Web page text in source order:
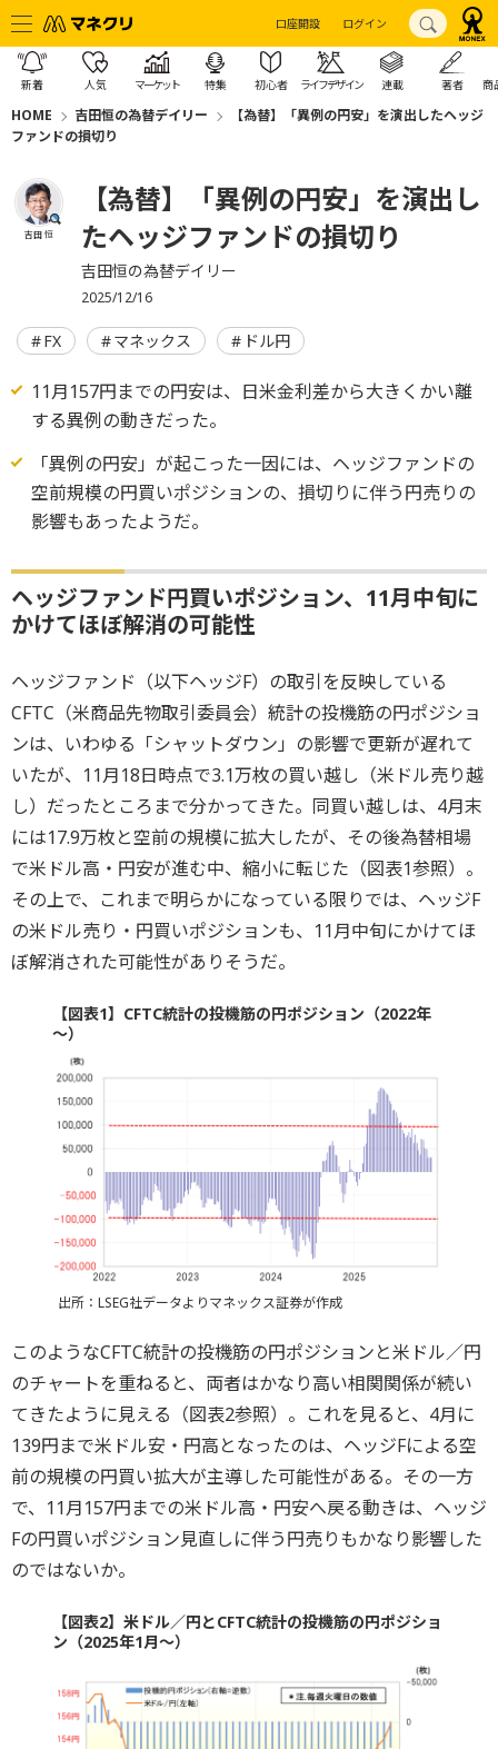
口座開設 ログイン
新着 人気 マーケット 特集 初心者 ライフデザイン 連載 著者 商
HOME 吉田恒の為替デイリー
【為替】「異例の円安」を演出したヘッジ
ファンドの損切り
吉田 恒
【為替】「異例の円安」を演出し
たヘッジファンドの損切り
吉田恒の為替デイリー
2025/12/16
FX マネックス ドル円
11月157円までの円安は、日米金利差から大きくかい離
する異例の動きだった。
「異例の円安」が起こった一因には、ヘッジファンドの
空前規模の円買いポジションの、損切りに伴う円売りの
影響もあったようだ。
ヘッジファンド円買いポジション、11月中旬に
かけてほぼ解消の可能性
ヘッジファンド（以下ヘッジF）の取引を反映している
CFTC（米商品先物取引委員会）統計の投機筋の円ポジショ
ンは、いわゆる「シャットダウン」の影響で更新が遅れて
いたが、11月18日時点で3.1万枚の買い越し（米ドル売り越
し）だったところまで分かってきた。同買い越しは、4月末
には17.9万枚と空前の規模に拡大したが、その後為替相場
で米ドル高・円安が進む中、縮小に転じた（図表1参照）。
その上で、これまで明らかになっている限りでは、ヘッジF
の米ドル売り・円買いポジションも、11月中旬にかけてほ
ぼ解消された可能性がありそうだ。
【図表1】CFTC統計の投機筋の円ポジション（2022年
～）
出所：LSEG社データよりマネックス証券が作成
このようなCFTC統計の投機筋の円ポジションと米ドル／円
のチャートを重ねると、両者はかなり高い相関関係が続い
てきたように見える（図表2参照）。これを見ると、4月に
139円まで米ドル安・円高となったのは、ヘッジFによる空
前の規模の円買い拡大が主導した可能性がある。その一方
で、11月157円までの米ドル高・円安へ戻る動きは、ヘッジ
Fの円買いポジション見直しに伴う円売りもかなり影響した
のではないか。
【図表2】米ドル／円とCFTC統計の投機筋の円ポジショ
ン（2025年1月～）